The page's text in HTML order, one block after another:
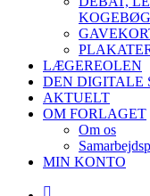
LÆGEREOLEN
DEN DIGITALE
AKTUELT
OM FORLAGET
Om os
MIN KONTO
facebook